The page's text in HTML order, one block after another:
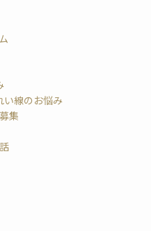
い線のお悩み
集